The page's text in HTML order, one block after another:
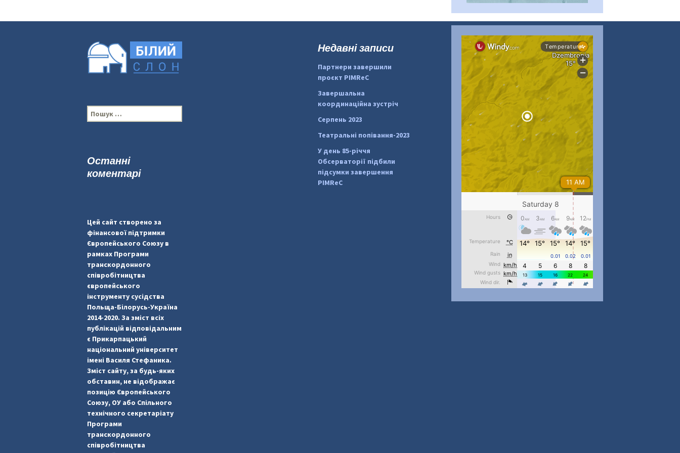
#PipIvanToday
#PipIvanWeather
...
pimrec_project
#PipIvanWeather
...
pimrec_project
П
о
:
Недавні записи
Партнери завершили
проєкт PIMReC
Завершальна
координаційна зустріч
Серпень 2023
Театральні попівання-2023
У день 85-річчя
Обсерваторії підбили
підсумки завершення
PIMReC
Останні
коментарі
Цей сайт створено за
фінансової підтримки
Європейського Союзу в
рамках Програми
транскордонного
співробітництва
європейського
інструменту сусідства
Польща-Білорусь-Україна
2014-2020. За зміст всіх
публікацій відповідальним
є Прикарпацький
національний університет
імені Василя Стефаника.
Зміст сайту, за будь-яких
обставин, не відображає
позицію Європейського
Союзу, ОУ або Спільного
технічного секретаріату
Програми
транскордонного
співробітництва